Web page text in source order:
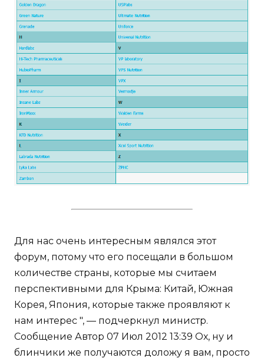
Для нас очень интересным являлся этот
форум, потому что его посещали в большом
количестве страны, которые мы считаем
перспективными для Крыма: Китай, Южная
Корея, Япония, которые также проявляют к
нам интерес ", — подчеркнул министр.
Сообщение Автор 07 Июл 2012 13:39 Ох, ну и
блинчики же получаются доложу я вам, просто